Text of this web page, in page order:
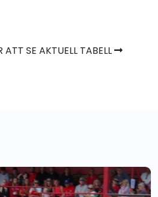
ATT SE AKTUELL TABELL